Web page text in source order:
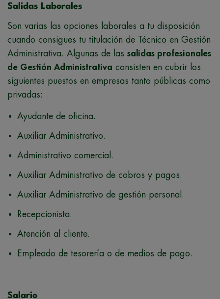
Salidas Laborales
Son varias las opciones laborales a tu disposición
cuando consigues tu titulación de Técnico en Gestión
Administrativa. Algunas de las salidas profesionales
de Gestión Administrativa consisten en cubrir los
siguientes puestos en empresas tanto públicas como
privadas:
Ayudante de oficina.
Auxiliar Administrativo.
Administrativo comercial.
Auxiliar Administrativo de cobros y pagos.
Auxiliar Administrativo de gestión personal.
Recepcionista.
Atención al cliente.
Empleado de tesorería o de medios de pago.
Salario